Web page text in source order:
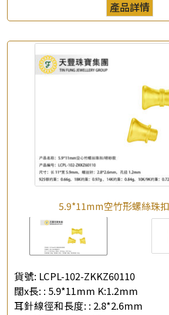
產品詳情
5.9*11mm空竹形螺絲珠
貨號: LCPL-102-ZKKZ60110
闊x長: : 5.9*11mm K:1.2mm
耳針線徑和長度: : 2.8*2.6mm